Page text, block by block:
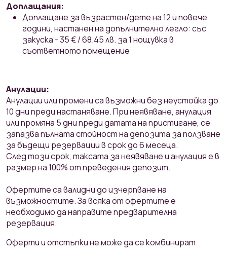
Доплащания:
Доплащане за възрастен/дете на 12 и повече
години, настанен на допълнително легло: със
закуска - 35 € / 68.45 лв. за 1 нощувка в
съответното помещение
Анулации:
Анулации или промени са възможни без неустойка до
10 дни преди настаняване. При неявяване, анулация
или промяна 5 дни преди датата на пристигане, се
запазва пълната стойност на депозитa за ползване
за бъдещи резервации в срок до 6 месеца.
След този срок, таксата за неявяване и анулация е в
размер на 100% от преведения депозит.
Офертите са валидни до изчерпване на
възможностите. За всяка от офертите е
необходимо да направите предварителна
резервация.
Оферти и отстъпки не може да се комбинират.